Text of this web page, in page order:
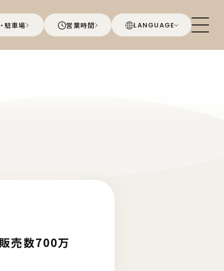
駐車場 営業時間 LANGUAGE
売数700万